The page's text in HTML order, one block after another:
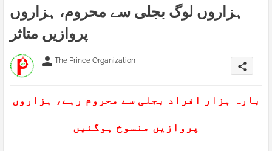
ہزاروں لوگ بجلی سے محروم، ہزاروں
پروازیں متاثر
person The Prince Organization
share
بارہ ہزار افراد بجلی سے محروم رہے، ہزاروں
پروازیں منسوخ ہوگئیں